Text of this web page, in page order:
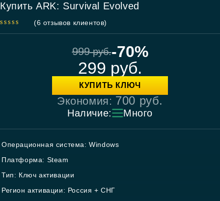
Купить ARK: Survival Evolved
(6 отзывов клиентов)
999руб.-70%
299 руб.
КУПИТЬ КЛЮЧ
Экономия: 700 руб.
Наличие: Много
Операционная система: Windows
Платформа: Steam
Тип: Ключ активации
Регион активации: Россия + СНГ